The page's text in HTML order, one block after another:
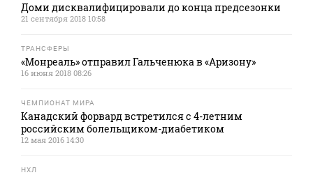
Доми дисквалифицировали до конца предсезонки
21 сентября 2018 10:58
ТРАНСФЕРЫ
«Монреаль» отправил Гальченюка в «Аризону»
16 июня 2018 08:26
ЧЕМПИОНАТ МИРА
Канадский форвард встретился с 4-летним
российским болельщиком-диабетиком
12 мая 2016 14:30
НХЛ